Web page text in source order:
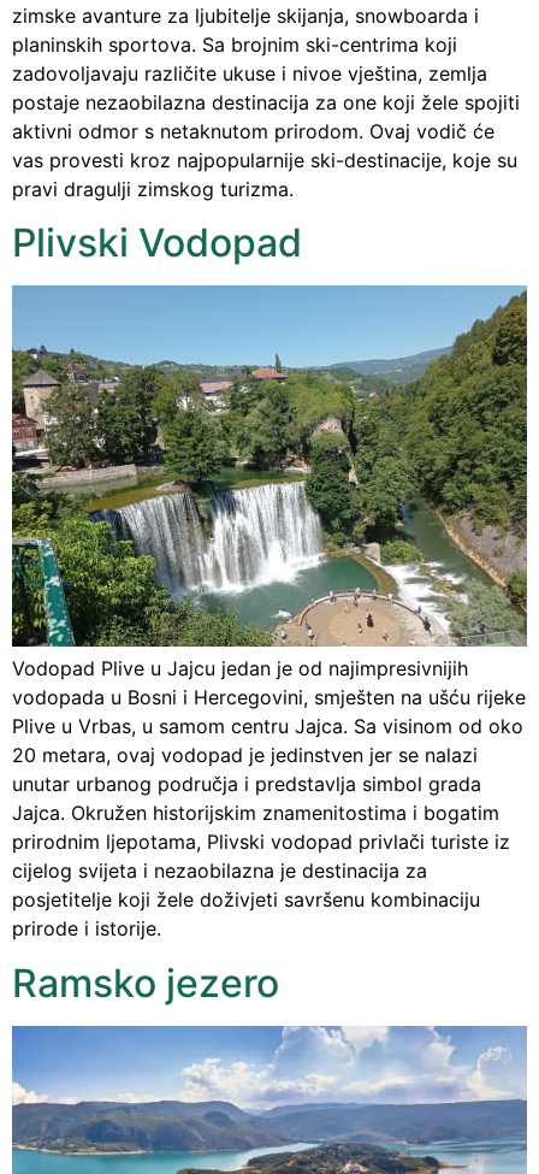
zimske avanture za ljubitelje skijanja, snowboarda i
planinskih sportova. Sa brojnim ski-centrima koji
zadovoljavaju različite ukuse i nivoe vještina, zemlja
postaje nezaobilazna destinacija za one koji žele spojiti
aktivni odmor s netaknutom prirodom. Ovaj vodič će
vas provesti kroz najpopularnije ski-destinacije, koje su
pravi dragulji zimskog turizma.
Plivski Vodopad
Vodopad Plive u Jajcu jedan je od najimpresivnijih
vodopada u Bosni i Hercegovini, smješten na ušću rijeke
Plive u Vrbas, u samom centru Jajca. Sa visinom od oko
20 metara, ovaj vodopad je jedinstven jer se nalazi
unutar urbanog područja i predstavlja simbol grada
Jajca. Okružen historijskim znamenitostima i bogatim
prirodnim ljepotama, Plivski vodopad privlači turiste iz
cijelog svijeta i nezaobilazna je destinacija za
posjetitelje koji žele doživjeti savršenu kombinaciju
prirode i istorije.
Ramsko jezero